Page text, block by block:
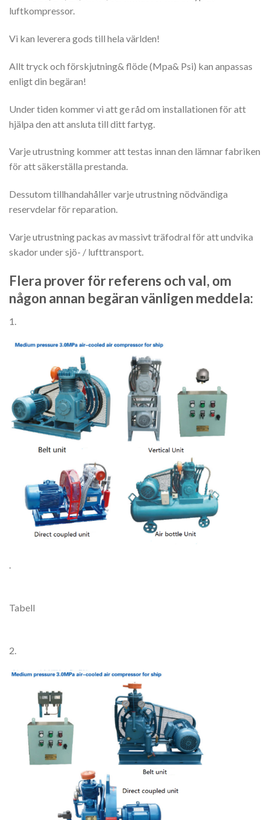
luftkompressor.
Vi kan leverera gods till hela världen!
Allt tryck och förskjutning& flöde (Mpa& Psi) kan anpassas
enligt din begäran!
Under tiden kommer vi att ge råd om installationen för att
hjälpa den att ansluta till ditt fartyg.
Varje utrustning kommer att testas innan den lämnar fabriken
för att säkerställa prestanda.
Dessutom tillhandahåller varje utrustning nödvändiga
reservdelar för reparation.
Varje utrustning packas av massivt träfodral för att undvika
skador under sjö- / lufttransport.
Flera prover för referens och val, om
någon annan begäran vänligen meddela:
1.
.
Tabell
2.